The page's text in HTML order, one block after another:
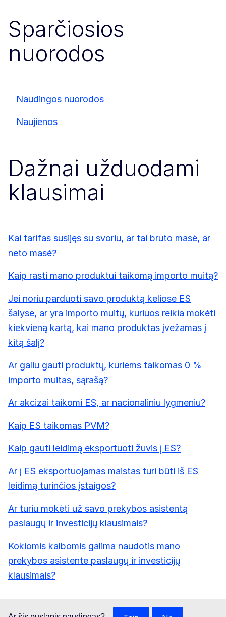
Sparčiosios
nuorodos
Naudingos nuorodos
Naujienos
Dažnai užduodami
klausimai
Kai tarifas susijęs su svoriu, ar tai bruto masė, ar
neto masė?
Kaip rasti mano produktui taikomą importo muitą?
Jei noriu parduoti savo produktą keliose ES
šalyse, ar yra importo muitų, kuriuos reikia mokėti
kiekvieną kartą, kai mano produktas įvežamas į
kitą šalį?
Ar galiu gauti produktų, kuriems taikomas 0 %
importo muitas, sąrašą?
Ar akcizai taikomi ES, ar nacionaliniu lygmeniu?
Kaip ES taikomas PVM?
Kaip gauti leidimą eksportuoti žuvis į ES?
Ar į ES eksportuojamas maistas turi būti iš ES
leidimą turinčios įstaigos?
Ar turiu mokėti už savo prekybos asistentą
paslaugų ir investicijų klausimais?
Kokiomis kalbomis galima naudotis mano
prekybos asistente paslaugų ir investicijų
klausimais?